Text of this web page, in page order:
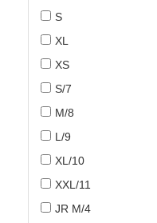
S
XL
XS
S/7
M/8
L/9
XL/10
XXL/11
JR M/4